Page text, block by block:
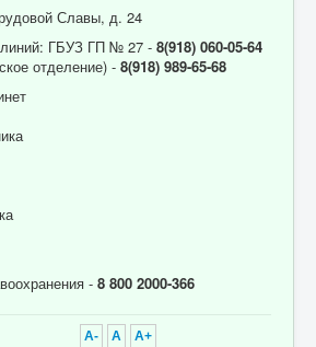
Славы, д. 24
ГБУЗ ГП № 27 - 8(918) 060-05-64
отделение) - 8(918) 989-65-68
- 8 800 2000-366
A- A A+